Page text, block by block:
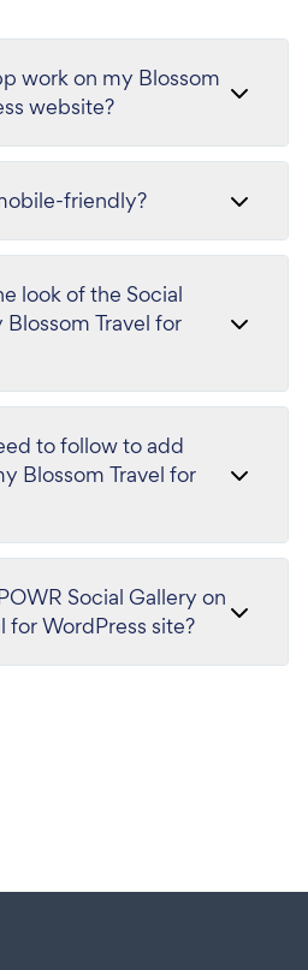
work on my Blossom
website?
friendly?
look of the Social
Travel for
to follow to add
Blossom Travel for
Social Gallery on
for WordPress site?